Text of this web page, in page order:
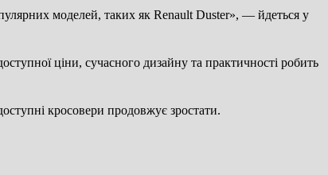
моделей, таких як Renault Duster», — йдеться у
ціни, сучасного дизайну та практичності робить
кросовери продовжує зростати.